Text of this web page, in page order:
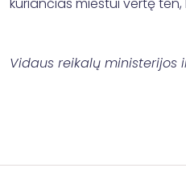
Vidaus reikalų ministerijos